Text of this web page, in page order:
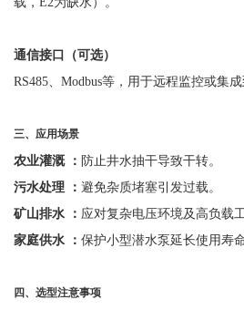
通信接口（可选）
RS485、Modbus等，用于远程监控或集
三、应用场景
农业灌溉 ： 防止井水抽干导致干转。
污水处理
： 避免杂质堵塞引发过载。
矿山排水
： 应对复杂电压环境及高负载工
家庭供水
： 保护小型潜水泵延长使用寿命
四、选型注意事项